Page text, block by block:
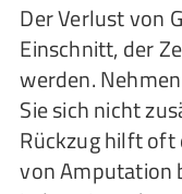
Der Verlust von
Einschnitt, der
werden.
Sie sich nicht
Rückzug hilft
von Amputation